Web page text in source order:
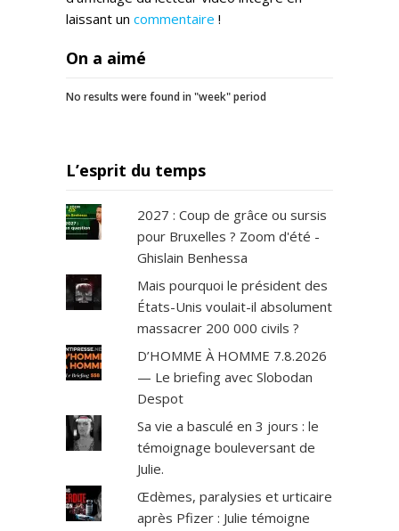
laissant un commentaire !
On a aimé
No results were found in "week" period
L’esprit du temps
2027 : Coup de grâce ou sursis
pour Bruxelles ? Zoom d'été -
Ghislain Benhessa
Mais pourquoi le président des
États-Unis voulait-il absolument
massacrer 200 000 civils ?
D’HOMME À HOMME 7.8.2026
— Le briefing avec Slobodan
Despot
Sa vie a basculé en 3 jours : le
témoignage bouleversant de
Julie.
Œdèmes, paralysies et urticaire
après Pfizer : Julie témoigne